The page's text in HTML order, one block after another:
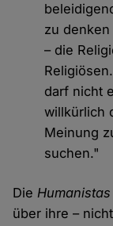
zu
– die
darf nicht
willkürlich
Meinung
suchen."
Die
über ihre –